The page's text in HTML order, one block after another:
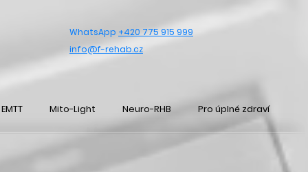
WhatsApp +420 775 915 999
info@f-rehab.cz
EMTT Mito-Light Neuro-RHB Pro úplné zdraví